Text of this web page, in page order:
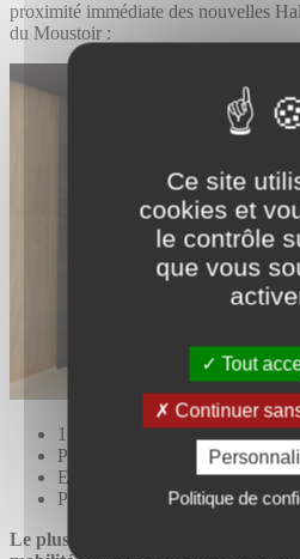
Ce site
cookies et
le contrôle
que vous
Tout
Continuer
Politique de
proximité immédiate des nouvelles
du Moustoir :
1 800 m² de bureaux
Plateaux divisibles en R+4
Entièrement accessibles PMR
Parking privatif aérien
Le plus ? Ces bureaux bénéficient